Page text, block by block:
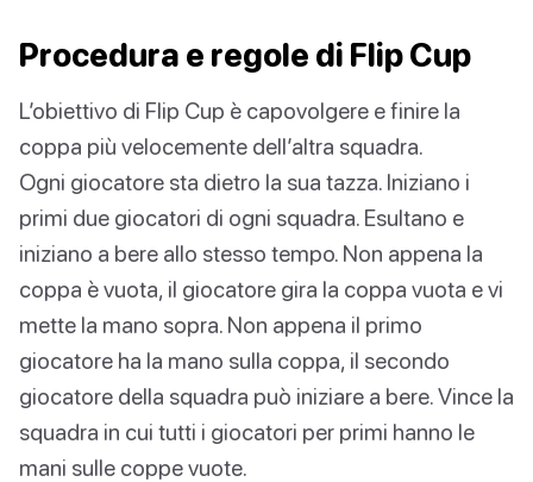
Procedura e regole di Flip Cup
L’obiettivo di Flip Cup è capovolgere e finire la
coppa più velocemente dell’altra squadra.
Ogni giocatore sta dietro la sua tazza. Iniziano i
primi due giocatori di ogni squadra. Esultano e
iniziano a bere allo stesso tempo. Non appena la
coppa è vuota, il giocatore gira la coppa vuota e vi
mette la mano sopra. Non appena il primo
giocatore ha la mano sulla coppa, il secondo
giocatore della squadra può iniziare a bere. Vince la
squadra in cui tutti i giocatori per primi hanno le
mani sulle coppe vuote.